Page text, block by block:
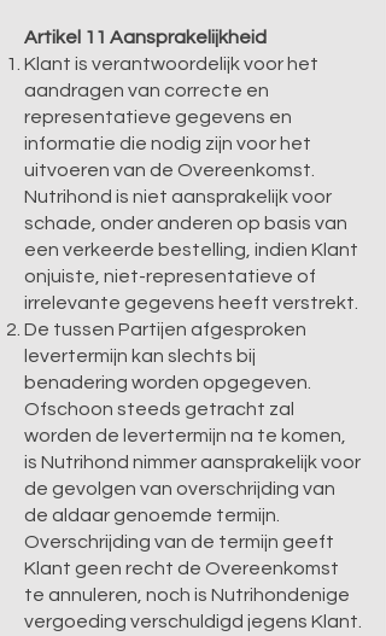
Artikel 11 Aansprakelijkheid
Klant is verantwoordelijk voor het
aandragen van correcte en
representatieve gegevens en
informatie die nodig zijn voor het
uitvoeren van de Overeenkomst.
Nutrihond is niet aansprakelijk voor
schade, onder anderen op basis van
een verkeerde bestelling, indien Klant
onjuiste, niet-representatieve of
irrelevante gegevens heeft verstrekt.
De tussen Partijen afgesproken
levertermijn kan slechts bij
benadering worden opgegeven.
Ofschoon steeds getracht zal
worden de levertermijn na te komen,
is Nutrihond nimmer aansprakelijk voor
de gevolgen van overschrijding van
de aldaar genoemde termijn.
Overschrijding van de termijn geeft
Klant geen recht de Overeenkomst
te annuleren, noch is Nutrihondenige
vergoeding verschuldigd jegens Klant.